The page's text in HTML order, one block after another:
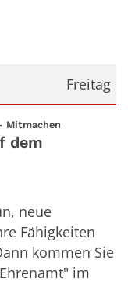
Freitag
Mitmachen
dem
neue
Fähigkeiten
kommen Sie
im